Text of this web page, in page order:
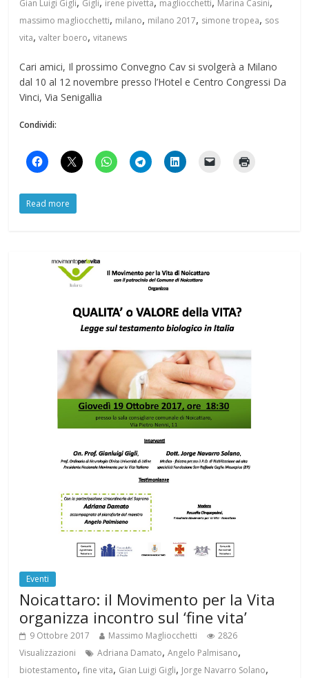
Gian Luigi Gigli Gigli irene pivetta magliocchetti Marina Casini
massimo magliocchetti, milano, milano 2017, simone tropea, sos
vita,valter boero,vitanews
Cari amici, Il prossimo Convegno Cav si svolgerà a Milano
dal 10 al 12 novembre presso l’Hotel e Centro Congressi Da
Vinci, Via Senigallia
Condividi:
Read more
Eventi
Noicattaro: il Movimento per la Vita
organizza incontro sul ‘fine vita’
9 Ottobre 2017 Massimo Magliocchetti
2826
Visualizzazioni
Adriana Damato,Angelo Palmisano,
biotestamento,fine vita, Gian Luigi Gigli, Jorge Navarro Solano,